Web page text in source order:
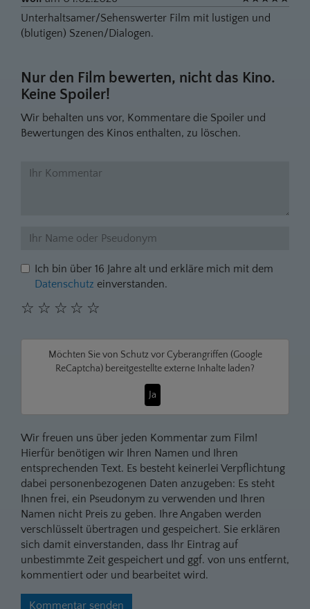
Unterhaltsamer/Sehenswerter Film mit lustigen und
(blutigen) Szenen/Dialogen.
Nur den Film bewerten, nicht das Kino.
Keine Spoiler!
Wir behalten uns vor, Kommentare die Spoiler und
Bewertungen des Kinos enthalten, zu löschen.
Ich bin über 16 Jahre alt und erkläre mich mit dem
Datenschutz einverstanden.
☆
☆
☆
☆
☆
Möchten Sie von Schutz vor Cyberangriffen (Google
ReCaptcha) bereitgestellte externe Inhalte laden?
Ja
Wir freuen uns über jeden Kommentar zum Film!
Hierfür benötigen wir Ihren Namen und Ihren
entsprechenden Text. Es besteht keinerlei Verpflichtung
dabei personenbezogenen Daten anzugeben: Es steht
Ihnen frei, ein Pseudonym zu verwenden und Ihren
Namen nicht Preis zu geben. Ihre Angaben werden
verschlüsselt übertragen und gespeichert. Sie erklären
sich damit einverstanden, dass Ihr Eintrag auf
unbestimmte Zeit gespeichert und ggf. von uns entfernt,
kommentiert oder und bearbeitet wird.
Kommentar senden